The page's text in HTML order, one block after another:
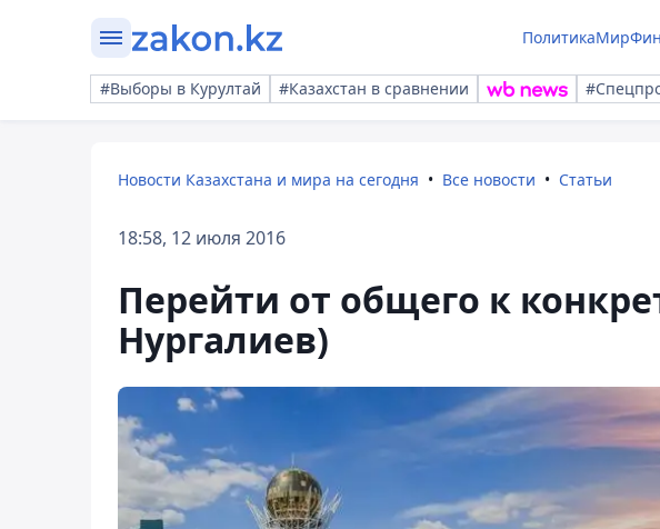
ПолитикаМир
#Выборы в Курултай #Казахстан в сравнении
Новости Казахстана и мира на сегодня Все новости Статьи
18:58, 12 июля 2016
Перейти от общего к
Нургалиев)